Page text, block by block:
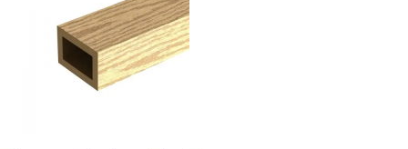
избранное сравнить